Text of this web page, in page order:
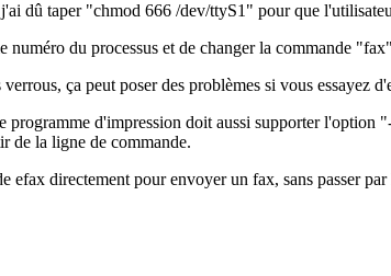
dû taper "chmod 666 /dev/ttyS1" pour que
du processus et de changer la commande
ça peut poser des problèmes si vous essayez
programme d'impression doit aussi supporter
de la ligne de commande.
efax directement pour envoyer un fax, sans passer